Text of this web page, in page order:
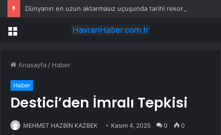
Menü
Anasayfa / Haber
Haber
Destici’den İmralı Tepkisi
MEHMET HAZBİN KAZBEK Kasım 4, 2025 0 0